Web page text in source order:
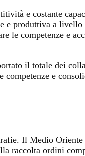
e costante
e produttiva a
le competenze e
il totale dei
e
Il Medio
raccolta ordini